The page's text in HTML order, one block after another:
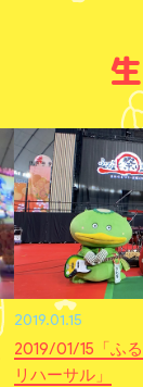
2019.01.15
2019/01/15「ふ
リハーサル」